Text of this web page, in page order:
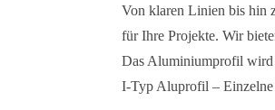
Von klaren Linien bis hin
für Ihre Projekte. Wir
Das Aluminiumprofil wird
I-Typ Aluprofil – Einzelne